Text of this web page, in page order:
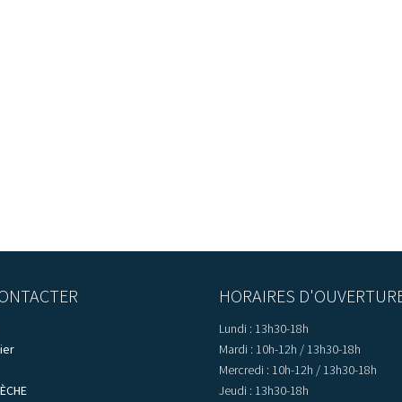
HORAIRES
Lundi : 13h30-18h
Mardi : 10h-12h / 13h30-18h
Mercredi : 10h-12h / 13h30-18h
Jeudi : 13h30-18h